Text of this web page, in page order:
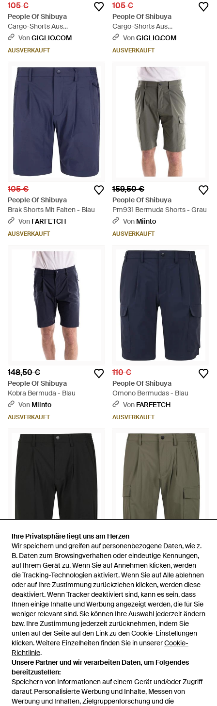
Ihre Privatsphäre liegt uns am Herzen
Wir speichern und greifen auf personenbezogene Daten, wie z.
B. Daten zum Browsingverhalten oder eindeutige Kennungen,
auf Ihrem Gerät zu. Wenn Sie auf Annehmen klicken, werden
die Tracking-Technologien aktiviert. Wenn Sie auf Alle ablehnen
oder auf Ihre Zustimmung zurückziehen klicken, werden diese
deaktiviert. Wenn Tracker deaktiviert sind, kann es sein, dass
Ihnen einige Inhalte und Werbung angezeigt werden, die für Sie
weniger relevant sind. Sie können Ihre Auswahl jederzeit ändern
bzw. Ihre Zustimmung jederzeit zurücknehmen, indem Sie
unten auf der Seite auf den Link zu den Cookie-Einstellungen
klicken. Weitere Einzelheiten finden Sie in unsererCookie-
Richtlinie.
Unsere Partner und wir verarbeiten Daten, um Folgendes
bereitzustellen:
Speichern von Informationen auf einem Gerät und/oder Zugriff
darauf. Personalisierte Werbung und Inhalte, Messen von
Werbung und Inhalten, Zielgruppenforschung und die
Ihre Privatsphäre liegt uns am Herzen
Wir speichern und greifen auf personenbezogene Daten, wie z.
B. Daten zum Browsingverhalten oder eindeutige Kennungen,
auf Ihrem Gerät zu. Wenn Sie auf Annehmen klicken, werden
die Tracking-Technologien aktiviert. Wenn Sie auf Alle ablehnen
oder auf Ihre Zustimmung zurückziehen klicken, werden diese
deaktiviert. Wenn Tracker deaktiviert sind, kann es sein, dass
Ihnen einige Inhalte und Werbung angezeigt werden, die für Sie
weniger relevant sind. Sie können Ihre Auswahl jederzeit ändern
bzw. Ihre Zustimmung jederzeit zurücknehmen, indem Sie
unten auf der Seite auf den Link zu den Cookie-Einstellungen
klicken. Weitere Einzelheiten finden Sie in unsererCookie-
Richtlinie.
Unsere Partner und wir verarbeiten Daten, um Folgendes
bereitzustellen:
Speichern von Informationen auf einem Gerät und/oder Zugriff
darauf. Personalisierte Werbung und Inhalte, Messen von
Werbung und Inhalten, Zielgruppenforschung und die
105 €
People Of Shibuya
Cargo-Shorts Aus
Funktionsgewebe - Blau
VonGIGLIO.COM
AUSVERKAUFT
105 €
People Of Shibuya
Cargo-Shorts Aus
Funktionsgewebe - Grau
VonGIGLIO.COM
AUSVERKAUFT
105 €
People Of Shibuya
Brak Shorts Mit Falten - Blau
Von FARFETCH
AUSVERKAUFT
159,50 €
People Of Shibuya
Pm931 Bermuda Shorts - Grau
Von Miinto
AUSVERKAUFT
148,50 €
People Of Shibuya
Kobra Bermuda - Blau
Von Miinto
AUSVERKAUFT
110 €
People Of Shibuya
Omono Bermudas - Blau
Von FARFETCH
AUSVERKAUFT
139,68 €
People Of Shibuya
Bermuda-Hosen - Schwarz
VonMiinto
AUSVERKAUFT
145,50 €
People Of Shibuya
Cargo Bermuda Hose - Grün
Von Miinto
AUSVERKAUFT